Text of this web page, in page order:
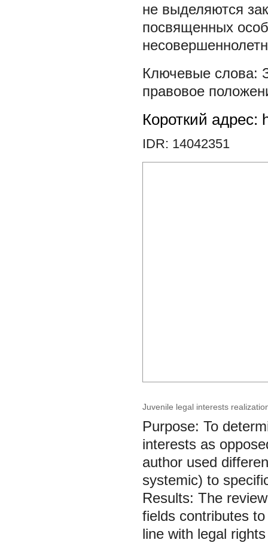
не выделяются
посвященных
правовое
Короткий адрес:
IDR: 14042351
Juvenile legal interests
Purpose: To
interests as
author used
systemic) to
Results: The
fields contributes
line with legal